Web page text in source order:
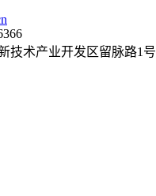
技术产业开发区留脉路1号